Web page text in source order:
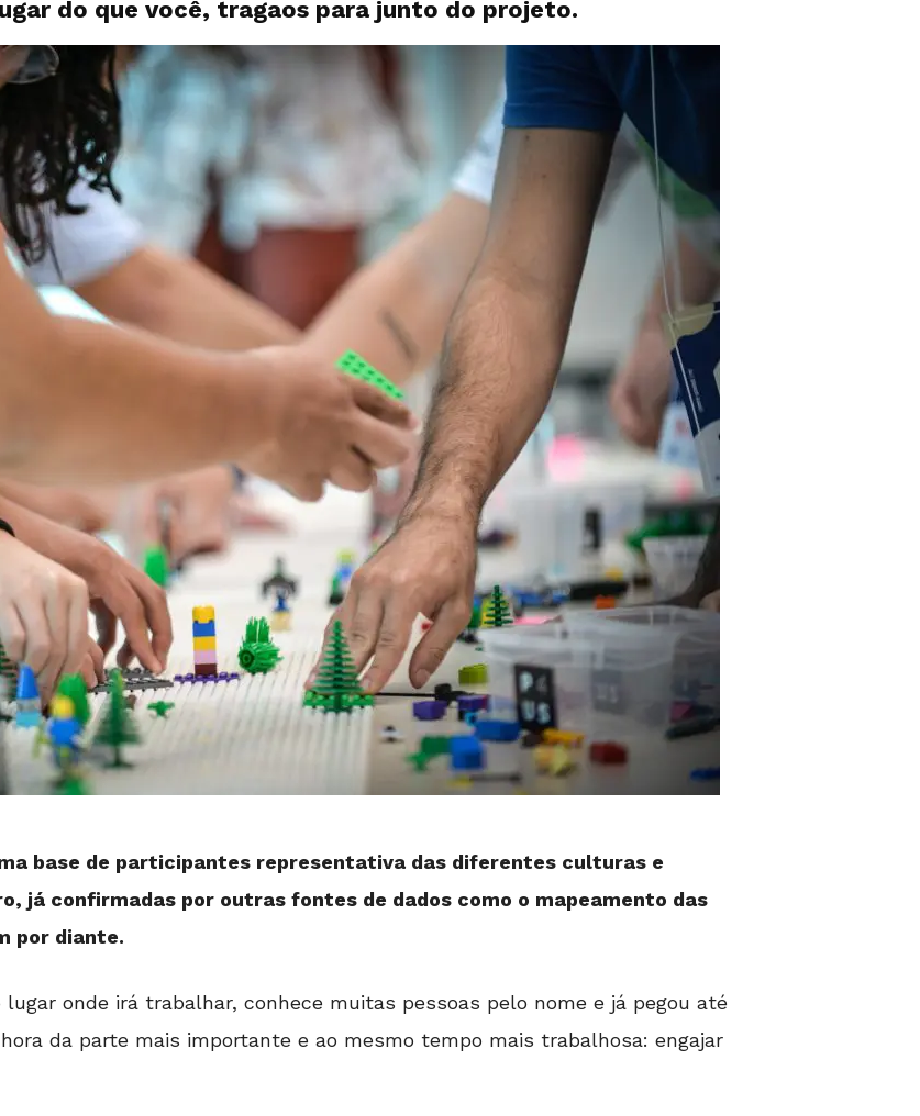
do que você, tragaos para junto do projeto.
base de participantes representativa das diferentes culturas e
já confirmadas por outras fontes de dados como o mapeamento das
por diante.
onde irá trabalhar, conhece muitas pessoas pelo nome e já pegou até
da parte mais importante e ao mesmo tempo mais trabalhosa: engajar